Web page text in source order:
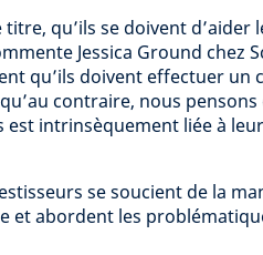
qu’ils se doivent d’aider
Jessica Ground chez
qu’ils doivent effectuer un
contraire, nous pensons
intrinsèquement liée à
se soucient de la
et abordent les